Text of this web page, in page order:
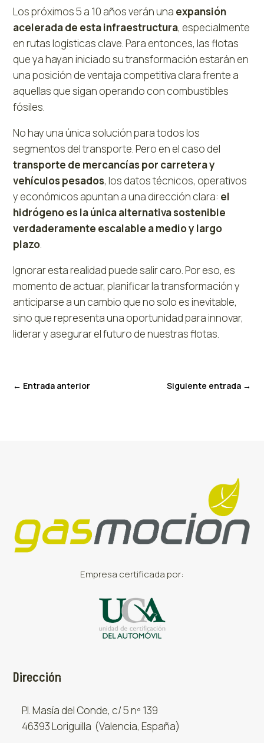
Los próximos 5 a 10 años verán una expansión
acelerada de esta infraestructura, especialmente
en rutas logísticas clave. Para entonces, las flotas
que ya hayan iniciado su transformación estarán en
una posición de ventaja competitiva clara frente a
aquellas que sigan operando con combustibles
fósiles.
No hay una única solución para todos los
segmentos del transporte. Pero en el caso del
transporte de mercancías por carretera y
vehículos pesados, los datos técnicos, operativos
y económicos apuntan a una dirección clara: el
hidrógeno es la única alternativa sostenible
verdaderamente escalable a medio y largo
plazo.
Ignorar esta realidad puede salir caro. Por eso, es
momento de actuar, planificar la transformación y
anticiparse a un cambio que no solo es inevitable,
sino que representa una oportunidad para innovar,
liderar y asegurar el futuro de nuestras flotas.
← Entrada anterior Siguiente entrada→
Empresa certificada por:
Dirección
P.I. Masía del Conde, c/ 5 nº 139
46393 Loriguilla (Valencia, España)